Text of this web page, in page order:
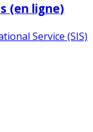
(en ligne)
Service (SIS)